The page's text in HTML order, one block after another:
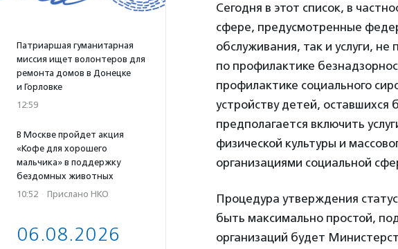
Патриаршая гуманитарная
миссия ищет волонтеров для
ремонта домов в Донецке
и Горловке
12:59
В Москве пройдет акция
«Кофе для хорошего
мальчика» в поддержку
бездомных животных
10:52 · Прислано НКО
06.08.2026
Сегодня в этот список, в
сфере, предусмотренные
обслуживания, так и услуги,
по профилактике
профилактике социального
устройству детей, оставшихся
предполагается включить
физической культуры и
организациями социальной
Процедура утверждения
быть максимально простой,
организаций будет